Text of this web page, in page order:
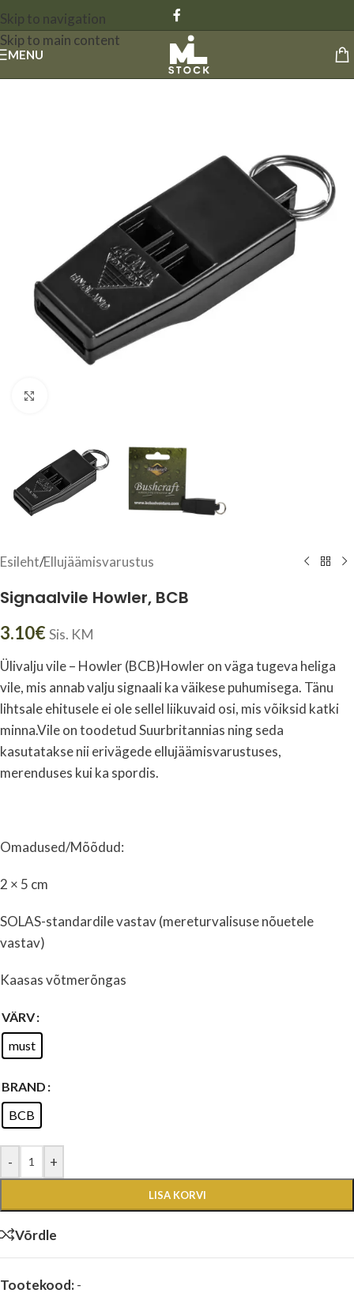
Skip to navigation
Skip to main content
MENU
Esileht/Ellujäämisvarustus
Signaalvile Howler, BCB
3.10€Sis. KM
Ülivalju vile – Howler (BCB)Howler on väga tugeva heliga
vile, mis annab valju signaali ka väikese puhumisega. Tänu
lihtsale ehitusele ei ole sellel liikuvaid osi, mis võiksid katki
minna.Vile on toodetud Suurbritannias ning seda
kasutatakse nii erivägede ellujäämisvarustuses,
merenduses kui ka spordis.
Omadused/Mõõdud:
2 × 5 cm
SOLAS-standardile vastav (mereturvalisuse nõuetele
vastav)
Kaasas võtmerõngas
VÄRV
must
BRAND
BCB
- +
LISA KORVI
Võrdle
Tootekood:-